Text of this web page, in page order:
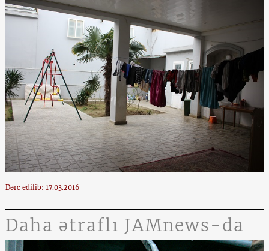
Dərc edilib: 17.03.2016
Daha ətraflı JAMnews-da